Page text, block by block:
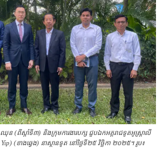
ន (ពី​ស្ដាំទី៣) និង​ក្រុមការងារ​បក្ស​ ជួប​ឯកអគ្គរាជទូត​អូស្ត្រាលី​
(ខាង​ឆ្វេង) នា​ស្ថានទូត នៅ​ថ្ងៃទី២៥ វិច្ឆិកា ២០២៥។ រូប៖